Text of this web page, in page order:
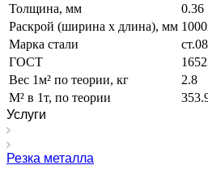
Толщина, мм
0.36
Раскрой (ширина х длина), мм
Марка стали
ГОСТ
Вес 1м² по теории, кг
2.8
М² в 1т, по теории
Услуги
Резка металла